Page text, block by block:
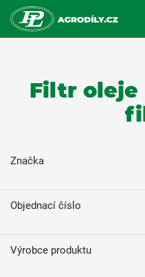
Filtr oleje
Značka
Objednací číslo
Výrobce produktu